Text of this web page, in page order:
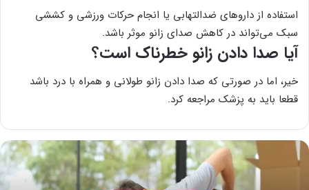
استفاده از داروهای ضدالتهابی یا انجام حرکات ورزشی و کششی
سبک می‌تواند در کاهش صدای زانو موثر باشد.
آیا صدا دادن زانو خطرناک است؟
خیر، اما در صورتی که صدا دادن زانو طولانی و همراه با درد باشد
قطعا باید به پزشک مراجعه کرد.